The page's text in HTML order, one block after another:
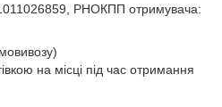
РНОКПП отримувача:
на місці під час отримання